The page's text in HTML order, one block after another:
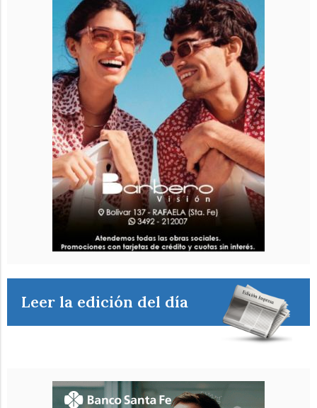
Leer la edición del día